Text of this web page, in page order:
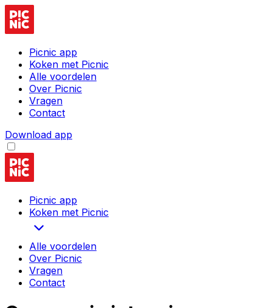
Picnic app
Koken met Picnic
Alle voordelen
Over Picnic
Vragen
Contact
Download app
Picnic app
Koken met Picnic
Alle voordelen
Over Picnic
Vragen
Contact